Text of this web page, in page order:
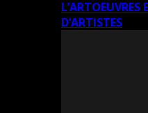
L’ARTOEUVRES
D’ARTISTES